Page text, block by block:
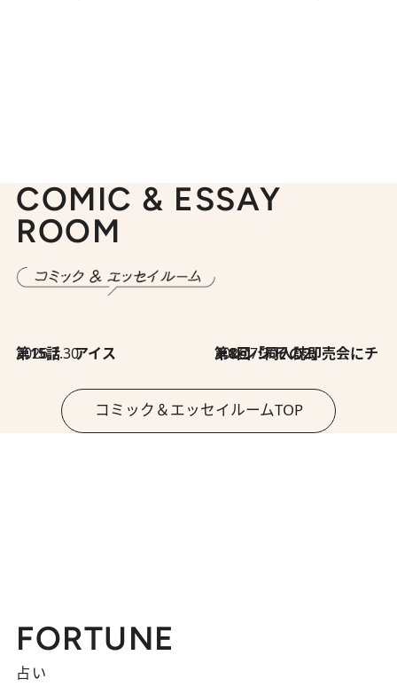
COMIC & ESSAY
ROOM
2026.7.30
第15話 アイス 2026.7.30
第8回「同人誌即売会にチャレンジ その2」
コミック＆エッセイルームTOP
FORTUNE
占い